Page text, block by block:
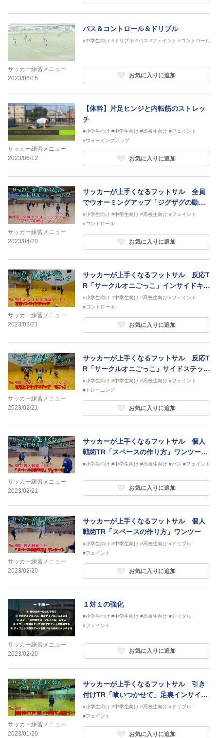
サッカー練習メニュー
2023/06/15
パス＆コントロール＆ドリブル
#中学生向け #ドリブル #パス #フェイント #コントロール
お気に入りに追加
サッカー練習メニュー
2023/06/12
【体幹】片足ヒンジと内転筋のストレッ
チ
#小学生向け #中学生向け #高校生向け #フェイント
#ウォーミングアップ
お気に入りに追加
サッカー練習メニュー
2023/04/20
サッカーが上手くなるフットサル 全員
でウオーミングアップ「ジグザグの動
き」ステップ
#小学生向け #中学生向け #高校生向け #フェイント
#コントロール
お気に入りに追加
サッカー練習メニュー
2023/02/21
サッカーが上手くなるフットサル 反応T
R「サークルオニごっこ」インサイドキャ
ッチ
#小学生向け #中学生向け #高校生向け #フェイント
#コントロール
お気に入りに追加
サッカー練習メニュー
2023/02/21
サッカーが上手くなるフットサル 反応T
R「サークルオニごっこ」サイドステップ
上下左右タッチ
#小学生向け #中学生向け #高校生向け #フェイント
#トレーニング
お気に入りに追加
サッカー練習メニュー
2023/02/21
サッカーが上手くなるフットサル 個人
戦術TR「スペースの作り方」ワンツー応
用
#小学生向け #中学生向け #高校生向け #パス #フェイント
お気に入りに追加
サッカー練習メニュー
2023/02/20
サッカーが上手くなるフットサル 個人
戦術TR「スペースの作り方」ワンツー
#小学生向け #中学生向け #高校生向け #ドリブル
#フェイント
お気に入りに追加
サッカー練習メニュー
2023/02/20
１対１の強化
#小学生向け #中学生向け #高校生向け #ドリブル
#フェイント
お気に入りに追加
サッカー練習メニュー
2023/01/20
サッカーが上手くなるフットサル 引き
付けTR「喰いつかせて」足裏インサイド
突破
#小学生向け #中学生向け #高校生向け #ドリブル
#フェイント
お気に入りに追加